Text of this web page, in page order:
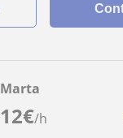
12€/h
Marta